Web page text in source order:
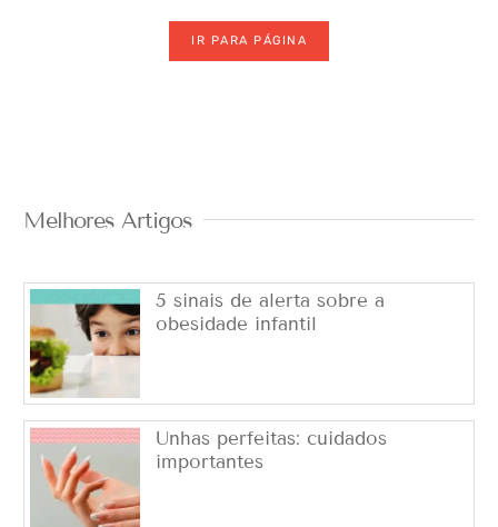
IR PARA PÁGINA
Melhores Artigos
5 sinais de alerta sobre a
obesidade infantil
Unhas perfeitas: cuidados
importantes